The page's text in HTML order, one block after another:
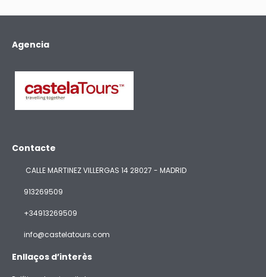
Agencia
Contacte
CALLE MARTINEZ VILLERGAS 14 28027 - MADRID
913269509
+34913269509
info@castelatours.com
Enllaços d’interès